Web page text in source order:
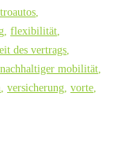
flexibilität
des vertrags
nachhaltiger mobilität
versicherung vorte